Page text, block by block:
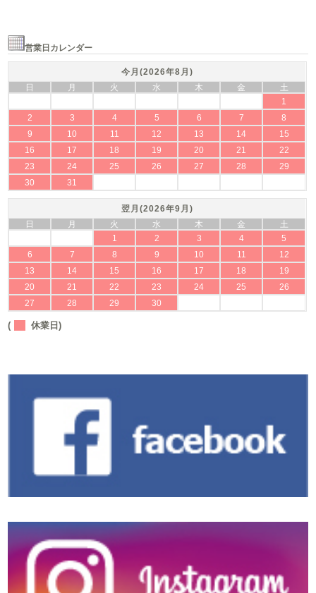
営業日カレンダー
今月(2026年8月)
日
月 火 水 木 金
土
1
2
3 4 5 6 7
8
9
10 11 12 13 14
15
16
17 18 19 20 21
22
23
24 25 26 27 28
29
30
31
翌月(2026年9月)
日
月 火 水 木 金
土
1
2 3 4
5
6
7 8 9 10 11
12
13
14 15 16 17 18
19
20
21 22 23 24 25
26
27
28 29 30
( 休業日)